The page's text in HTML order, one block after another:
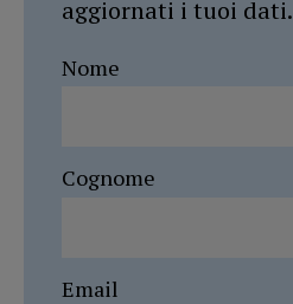
aggiornati i tuoi dati.
Nome
Cognome
Email